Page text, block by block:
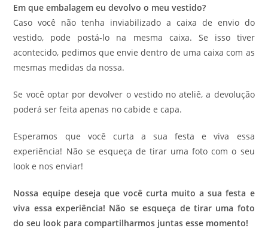
Em que embalagem eu devolvo o meu vestido?
Caso você não tenha inviabilizado a caixa de envio do
vestido, pode postá-lo na mesma caixa. Se isso tiver
acontecido, pedimos que envie dentro de uma caixa com as
mesmas medidas da nossa.
Se você optar por devolver o vestido no ateliê, a devolução
poderá ser feita apenas no cabide e capa.
Esperamos que você curta a sua festa e viva essa
experiência! Não se esqueça de tirar uma foto com o seu
look e nos enviar!
Nossa equipe deseja que você curta muito a sua festa e
viva essa experiência! Não se esqueça de tirar uma foto
do seu look para compartilharmos juntas esse momento!